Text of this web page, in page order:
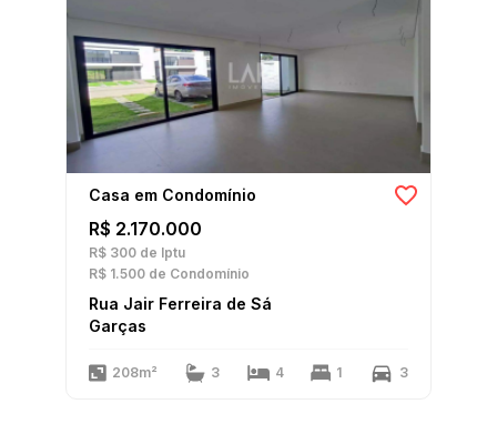
Casa em Condomínio
R$ 2.170.000
R$ 300 de Iptu
R$ 1.500 de Condomínio
Rua Jair Ferreira de Sá
Garças
208m² 3 4 1 3